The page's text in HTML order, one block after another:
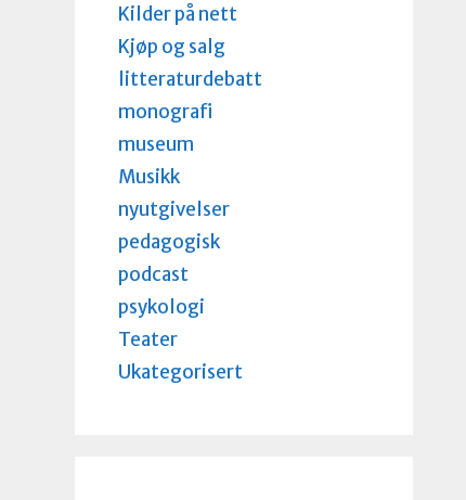
Kilder på nett
Kjøp og salg
litteraturdebatt
monografi
museum
Musikk
nyutgivelser
pedagogisk
podcast
psykologi
Teater
Ukategorisert